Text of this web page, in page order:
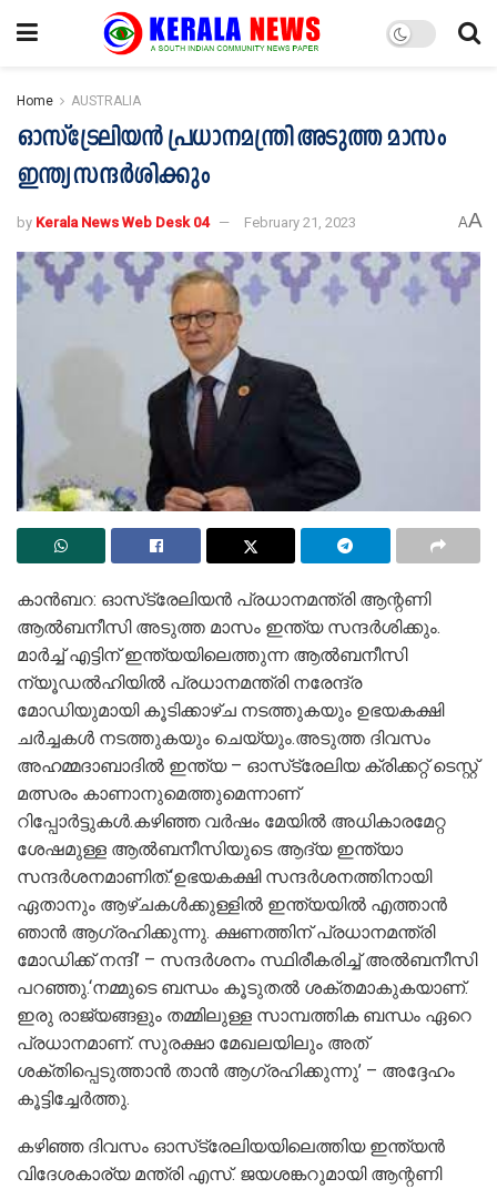
Home AUSTRALIA
ഓസ്‌ട്രേലിയന്‍ പ്രധാനമന്ത്രി അടുത്ത മാസം
ഇന്ത്യ സന്ദര്‍ശിക്കും
by Kerala News Web Desk 04 February 21, 2023 AA
കാന്‍ബറ: ഓസ്‌ട്രേലിയന്‍ പ്രധാനമന്ത്രി ആന്റണി
ആല്‍ബനീസി അടുത്ത മാസം ഇന്ത്യ സന്ദര്‍ശിക്കും.
മാര്‍ച്ച് എട്ടിന് ഇന്ത്യയിലെത്തുന്ന ആല്‍ബനീസി
ന്യൂഡല്‍ഹിയില്‍ പ്രധാനമന്ത്രി നരേന്ദ്ര
മോഡിയുമായി കൂടിക്കാഴ്ച നടത്തുകയും ഉഭയകക്ഷി
ചര്‍ച്ചകള്‍ നടത്തുകയും ചെയ്യും.അടുത്ത ദിവസം
അഹമ്മദാബാദില്‍ ഇന്ത്യ – ഓസ്‌ട്രേലിയ ക്രിക്കറ്റ് ടെസ്റ്റ്
മത്സരം കാണാനുമെത്തുമെന്നാണ്
റിപ്പോര്‍ട്ടുകള്‍.കഴിഞ്ഞ വര്‍ഷം മേയില്‍ അധികാരമേറ്റ
ശേഷമുള്ള ആല്‍ബനീസിയുടെ ആദ്യ ഇന്ത്യാ
സന്ദര്‍ശനമാണിത്.‘ഉഭയകക്ഷി സന്ദര്‍ശനത്തിനായി
ഏതാനും ആഴ്ചകള്‍ക്കുള്ളില്‍ ഇന്ത്യയില്‍ എത്താന്‍
ഞാന്‍ ആഗ്രഹിക്കുന്നു. ക്ഷണത്തിന് പ്രധാനമന്ത്രി
മോഡിക്ക് നന്ദി’ – സന്ദര്‍ശനം സ്ഥിരീകരിച്ച് അല്‍ബനീസി
പറഞ്ഞു.‘നമ്മുടെ ബന്ധം കൂടുതല്‍ ശക്തമാകുകയാണ്.
ഇരു രാജ്യങ്ങളും തമ്മിലുള്ള സാമ്പത്തിക ബന്ധം ഏറെ
പ്രധാനമാണ്. സുരക്ഷാ മേഖലയിലും അത്
ശക്തിപ്പെടുത്താന്‍ താന്‍ ആഗ്രഹിക്കുന്നു’ – അദ്ദേഹം
കൂട്ടിച്ചേര്‍ത്തു.
കഴിഞ്ഞ ദിവസം ഓസ്‌ട്രേലിയയിലെത്തിയ ഇന്ത്യന്‍
വിദേശകാര്യ മന്ത്രി എസ്. ജയശങ്കറുമായി ആന്റണി